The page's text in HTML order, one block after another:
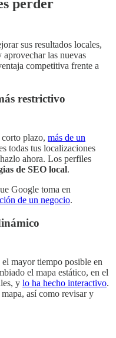
perder
sus resultados locales,
las nuevas
competitiva frente a
restrictivo
plazo, más de un
todas tus localizaciones
ahora. Los perfiles
de SEO local.
Google toma en
de un negocio.
mayor tiempo posible en
el mapa estático, en el
y lo ha hecho interactivo.
así como revisar y